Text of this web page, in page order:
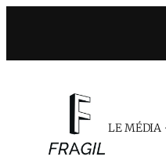
contenu
LE MÉDIA